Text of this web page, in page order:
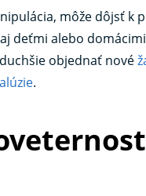
môže dôjsť k
deťmi alebo
objednať nové